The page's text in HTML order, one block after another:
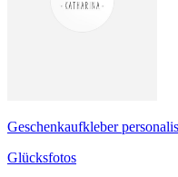
Geschenkaufkleber
Glücksfotos